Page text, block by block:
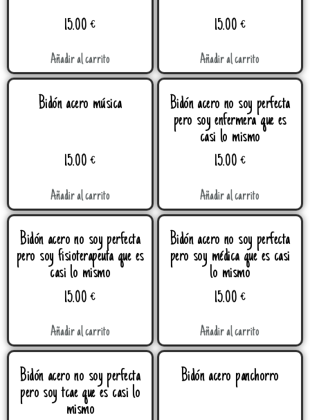
15.00€
Añadir al carrito
15.00 €
Añadir al carrito
Bidón acero música
15.00€
Añadir al carrito
Bidón acero no soy perfecta
pero soy enfermera que es
casi lo mismo
15.00 €
Añadir al carrito
Bidón acero no soy perfecta
pero soy fisioterapeuta que es
casi lo mismo
15.00€
Añadir al carrito
Bidón acero no soy perfecta
pero soy médica que es casi
lo mismo
15.00 €
Añadir al carrito
Bidón acero no soy perfecta
pero soy tcae que es casi lo
mismo
Bidón acero panchorro